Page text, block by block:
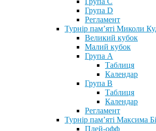
Група D
Регламент
Турнір пам’яті Миколи
Великий кубок
Малий кубок
Група А
Таблиця
Календар
Група В
Таблиця
Календар
Регламент
Турнір пам’яті Максима
Плей-офф